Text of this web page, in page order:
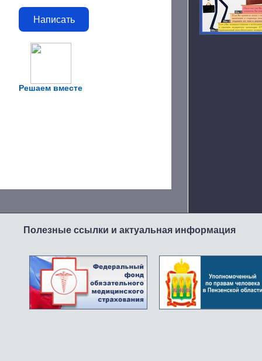
Решаем вместе
Написать
Полезные ссылки и актуальная информация